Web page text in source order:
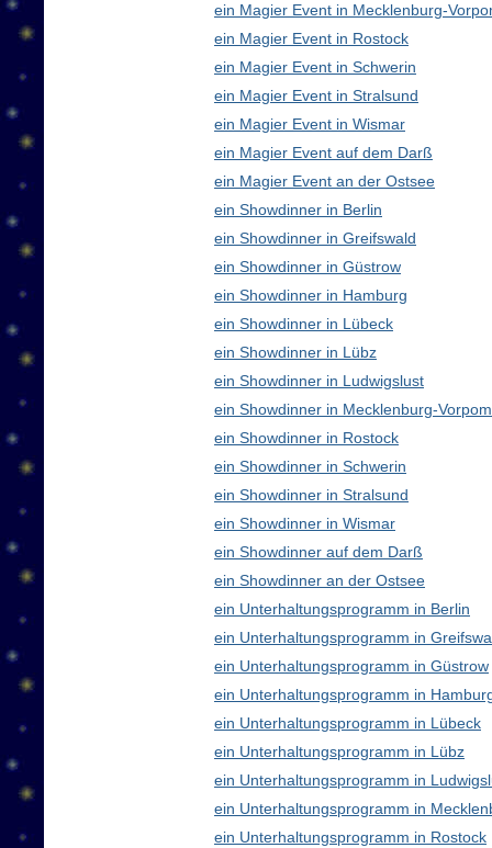
ein Magier Event in Mecklenburg-
ein Magier Event in Rostock
ein Magier Event in Schwerin
ein Magier Event in Stralsund
ein Magier Event in Wismar
ein Magier Event auf dem Darß
ein Magier Event an der Ostsee
ein Showdinner in Berlin
ein Showdinner in Greifswald
ein Showdinner in Güstrow
ein Showdinner in Hamburg
ein Showdinner in Lübeck
ein Showdinner in Lübz
ein Showdinner in Ludwigslust
ein Showdinner in Mecklenburg-
ein Showdinner in Rostock
ein Showdinner in Schwerin
ein Showdinner in Stralsund
ein Showdinner in Wismar
ein Showdinner auf dem Darß
ein Showdinner an der Ostsee
ein Unterhaltungsprogramm in Berlin
ein Unterhaltungsprogramm in
ein Unterhaltungsprogramm in Güstrow
ein Unterhaltungsprogramm in
ein Unterhaltungsprogramm in Lübeck
ein Unterhaltungsprogramm in Lübz
ein Unterhaltungsprogramm in
ein Unterhaltungsprogramm in
ein Unterhaltungsprogramm in Rostock